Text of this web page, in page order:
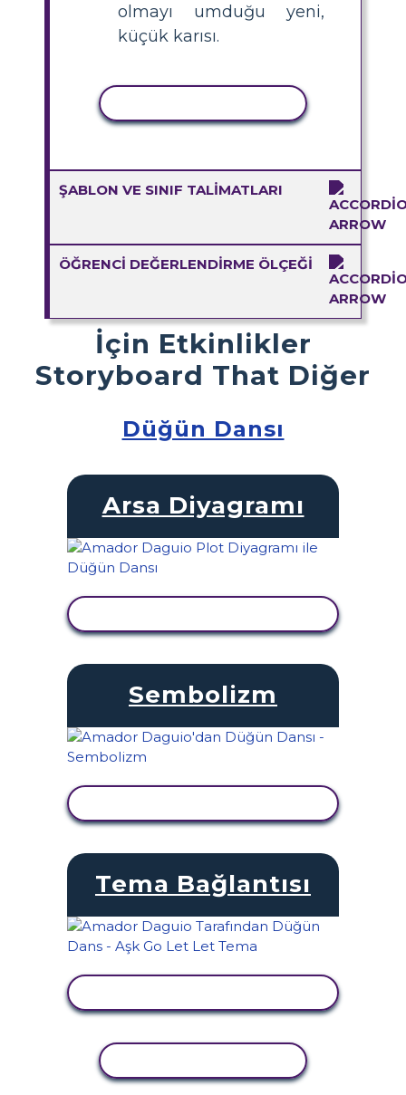
olmayı umduğu yeni,
küçük karısı.
ŞABLON VE SINIF TALIMATLARI
ÖĞRENCI DEĞERLENDIRME ÖLÇEĞI
İçin Etkinlikler
Storyboard That Diğer
Düğün Dansı
Arsa Diyagramı
Sembolizm
Tema Bağlantısı